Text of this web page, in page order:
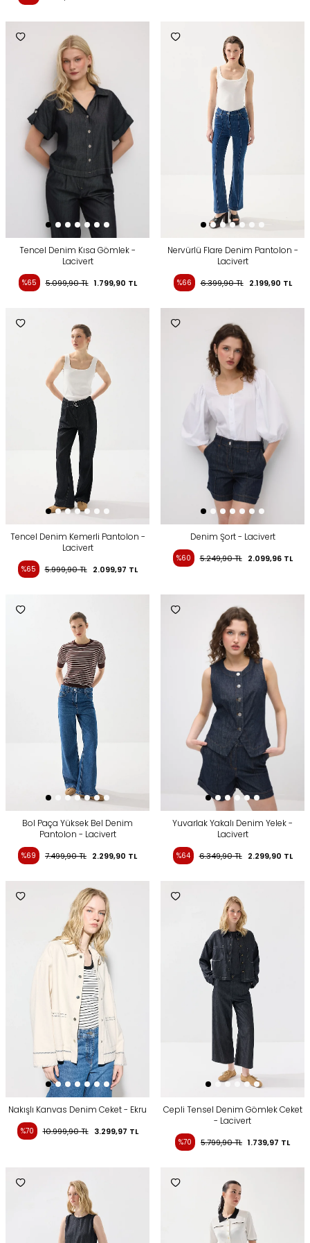
Tencel Denim Kısa Gömlek -
Lacivert
%65 5.099,90TL 1.799,90 TL
Nervürlü Flare Denim Pantolon -
Lacivert
%66 6.399,90TL 2.199,90 TL
Tencel Denim Kemerli Pantolon -
Lacivert
%65 5.999,90TL 2.099,97 TL
Denim Şort - Lacivert
%60 5.249,90TL 2.099,96TL
Bol Paça Yüksek Bel Denim
Pantolon - Lacivert
%69 7.499,90TL 2.299,90 TL
Yuvarlak Yakalı Denim Yelek -
Lacivert
%64 6.349,90TL 2.299,90 TL
Nakışlı Kanvas Denim Ceket - Ekru
%70 10.999,90TL 3.299,97 TL
Cepli Tensel Denim Gömlek Ceket
- Lacivert
%70 5.799,90TL 1.739,97 TL